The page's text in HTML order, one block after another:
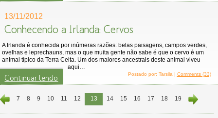
13/11/2012
Conhecendo a Irlanda: Cervos
A Irlanda é conhecida por inúmeras razões: belas paisagens, campos verdes,
ovelhas e leprechauns, mas o que muita gente não sabe é que o cervo é um
animal típico da Terra Celta. Um dos maiores ancestrais deste animal viveu
aqui…
Continuar lendo Postado por: Tarsila | Comments (33)
7 8 9 10 11 12 13 14 15 16 17 18 19